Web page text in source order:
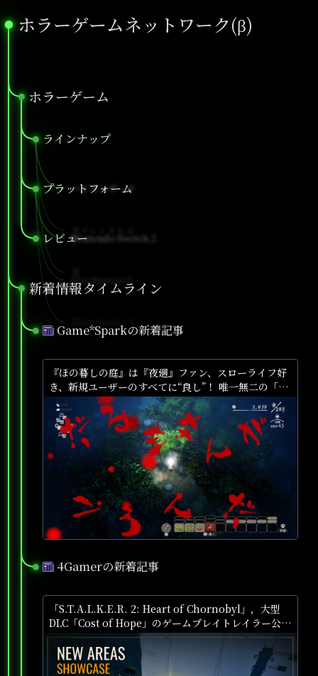
ホラーゲームネットワーク(β)
●
ホラーゲーム
●
ラインナップ
●
バイオハザード
プラットフォーム
●
Nintendo Switch 2
PlayStation 5
Xbox Series X
レビュー
●
新着情報タイムライン
●
Game*Sparkの新着記事
●
『ほの暮しの庭』は『夜廻』ファン、スローライフ好
き、新規ユーザーのすべてに“良し”！ 唯一無二の「不
穏生活シム」恐怖も暮らしもお好み次第【プレイレ
ポ】 | Game*Spark - 国内・海外ゲーム情報サイト
4Gamerの新着記事
●
「S.T.A.L.K.E.R. 2: Heart of Chornobyl」，大型
DLC「Cost of Hope」のゲームプレイトレイラー公
開。新エリアや探索シーンを約8分で紹介